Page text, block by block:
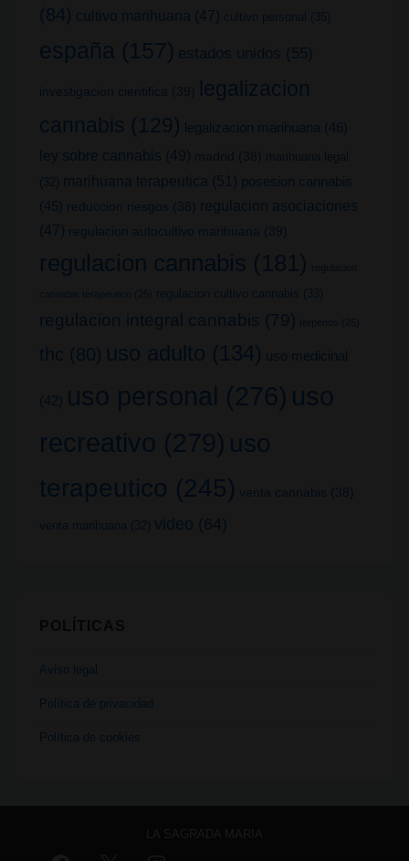
(84) cultivo marihuana (47) cultivo personal (35)
españa (157) estados unidos (55)
investigacion cientifica (39)
legalizacion
cannabis (129) legalizacion marihuana (46)
ley sobre cannabis (49) madrid (38)
marihuana legal
(32)
marihuana terapeutica (51) posesion cannabis
(45) reduccion riesgos (38)
regulacion asociaciones
(47) regulacion autocultivo marihuana (39)
regulacion cannabis (181) regulacion
cannabis terapeutico (25) regulacion cultivo cannabis (33)
regulacion integral cannabis (79) terpenos (25)
thc (80) uso adulto (134) uso medicinal
(42) uso personal (276) uso
recreativo (279) uso
terapeutico (245) venta cannabis (38)
venta marihuana (32) video (64)
Aviso legal
Política de privacidad
Política de cookies